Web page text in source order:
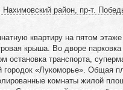
район, пр-т.
квартиру на пятом этаже
крыша. Во дворе парковка
остановка транспорта,
городок «Лукоморье». Общая
комнаты жилой